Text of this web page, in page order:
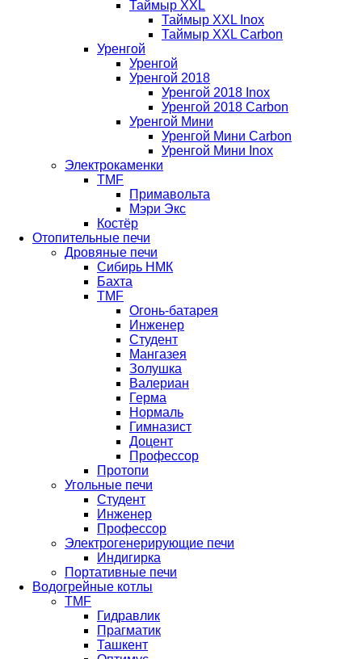
Таймыр XXL
Таймыр XXL Inox
Таймыр XXL Carbon
Уренгой
Уренгой
Уренгой 2018
Уренгой 2018 Inox
Уренгой 2018 Carbon
Уренгой Мини
Уренгой Мини Carbon
Уренгой Мини Inox
Электрокаменки
TMF
Примавольта
Мэри Экс
Костёр
Отопительные печи
Дровяные печи
Сибирь НМК
Бахта
TMF
Огонь-батарея
Инженер
Студент
Мангазея
Золушка
Валериан
Герма
Нормаль
Гимназист
Доцент
Профессор
Протопи
Угольные печи
Студент
Инженер
Профессор
Электрогенерирующие печи
Индигирка
Портативные печи
Водогрейные котлы
TMF
Гидравлик
Прагматик
Ташкент